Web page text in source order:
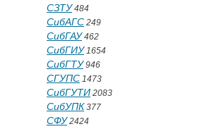
СЗТУ484
СибАГС 249
СибГАУ462
СибГИУ1654
СибГТУ946
СГУПС 1473
СибГУТИ 2083
СибУПК 377
СФУ2424